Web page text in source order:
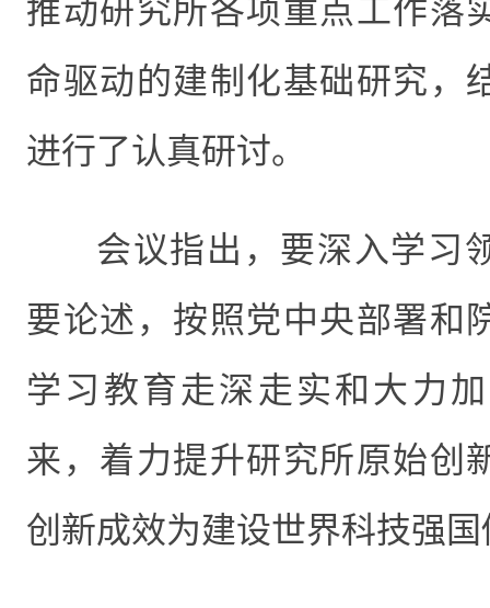
推动研究所各项重点工作落
命驱动的建制化基础研究，
进行了认真研讨。
会议指出，要深入学习
要论述，按照党中央部署和
学习教育走深走实和大力
来，着力提升研究所原始创
创新成效为建设世界科技强